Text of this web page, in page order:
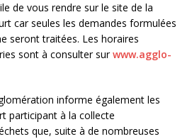
de vous rendre sur le site de la
car seules les demandes formulées
seront traitées. Les horaires
sont à consulter surwww.agglo-
informe également les
participant à la collecte
que, suite à de nombreuses